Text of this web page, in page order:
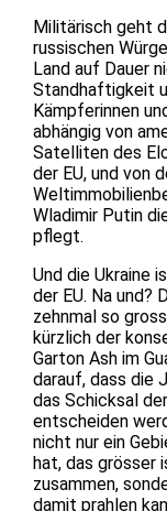
Militärisch geht
russischen
Land auf Dauer
Standhaftigkeit
Kämpferinnen
abhängig von
Satelliten des
der EU, und von
Wladimir Putin
pflegt.
Und die Ukraine
der EU. Na
zehnmal so
kürzlich der
Garton Ash im
darauf, dass die
das Schicksal
entscheiden
nicht nur ein
hat, das grösser
zusammen,
damit prahlen